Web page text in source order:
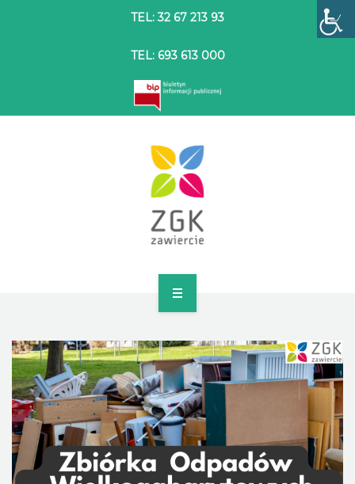
TEL: 32 67 213 93
TEL: 693 613 000
O SPÓŁCE
DLA MIESZKAŃCÓW
OFERTA
PSZOK